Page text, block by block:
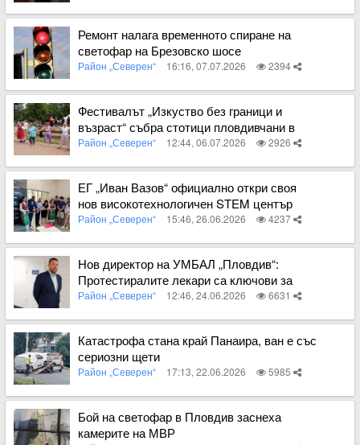
Вижте пълното съдържание
Ремонт налага временното спиране на
светофар на Брезовско шосе
Район „Северен“ 16:16, 07.07.2026 2394
Вижте пълното съдържание
Фестивалът „Изкуство без граници и
възраст“ събра стотици пловдивчани в
парк „Ружа“
Район „Северен“ 12:44, 06.07.2026 2926
Вижте пълното съдържание
ЕГ „Иван Вазов“ официално откри своя
нов високотехнологичен STEM център
Район „Северен“ 15:46, 26.06.2026 4237
Вижте пълното съдържание
Нов директор на УМБАЛ „Пловдив“:
Протестиралите лекари са ключови за
новото управление
Район „Северен“ 12:46, 24.06.2026 6631
Вижте пълното съдържание
Катастрофа стана край Панаира, ван е със
сериозни щети
Район „Северен“ 17:13, 22.06.2026 5985
Вижте пълното съдържание
Бой на светофар в Пловдив заснеха
камерите на МВР